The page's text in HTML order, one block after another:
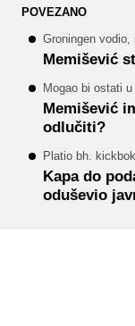
POVEZANO
Groningen vodio,
Memišević
Mogao bi ostati
Memišević
odlučiti?
Platio bh.
Kapa do
oduševio